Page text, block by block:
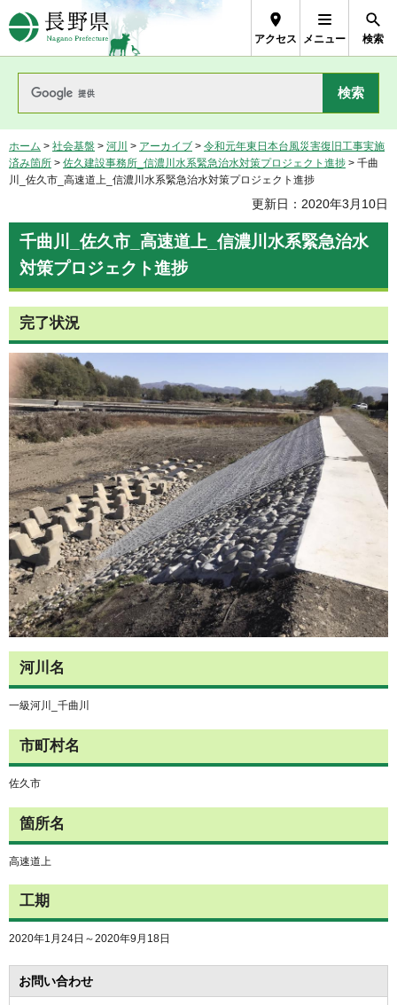
長野県Nagano Prefecture
アクセス メニュー 検索
ホーム > 社会基盤 > 河川 > アーカイブ > 令和元年東日本台風災害復旧工事実施
済み箇所 > 佐久建設事務所_信濃川水系緊急治水対策プロジェクト進捗 > 千曲
川_佐久市_高速道上_信濃川水系緊急治水対策プロジェクト進捗
更新日：2020年3月10日
千曲川_佐久市_高速道上_信濃川水系緊急治水
対策プロジェクト進捗
完了状況
河川名
一級河川_千曲川
市町村名
佐久市
箇所名
高速道上
工期
2020年1月24日～2020年9月18日
お問い合わせ